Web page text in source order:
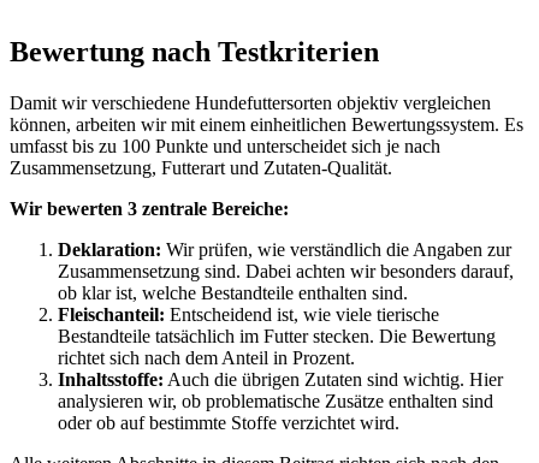
Bewertung nach Testkriterien
Damit wir verschiedene Hundefuttersorten objektiv vergleichen
können, arbeiten wir mit einem einheitlichen Bewertungssystem. Es
umfasst bis zu 100 Punkte und unterscheidet sich je nach
Zusammensetzung, Futterart und Zutaten-Qualität.
Wir bewerten 3 zentrale Bereiche:
Deklaration: Wir prüfen, wie verständlich die Angaben zur
Zusammensetzung sind. Dabei achten wir besonders darauf,
ob klar ist, welche Bestandteile enthalten sind.
Fleischanteil: Entscheidend ist, wie viele tierische
Bestandteile tatsächlich im Futter stecken. Die Bewertung
richtet sich nach dem Anteil in Prozent.
Inhaltsstoffe: Auch die übrigen Zutaten sind wichtig. Hier
analysieren wir, ob problematische Zusätze enthalten sind
oder ob auf bestimmte Stoffe verzichtet wird.